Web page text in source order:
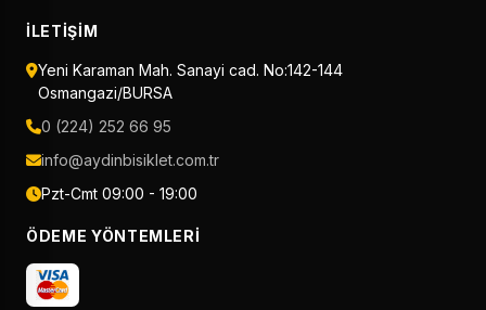
İLETIŞIM
Yeni Karaman Mah. Sanayi cad. No:142-144
Osmangazi/BURSA
0 (224) 252 66 95
info@aydinbisiklet.com.tr
Pzt-Cmt 09:00 - 19:00
ÖDEME YÖNTEMLERI